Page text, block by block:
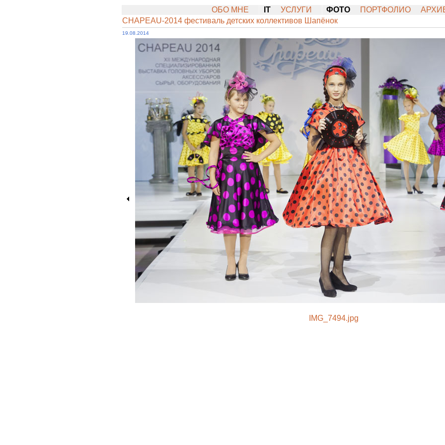
ОБО МНЕ IT УСЛУГИ ФОТО ПОРТФОЛИО
CHAPEAU-2014 фестиваль детских коллективов Шапёнок
19.08.2014
IMG_7494.jpg